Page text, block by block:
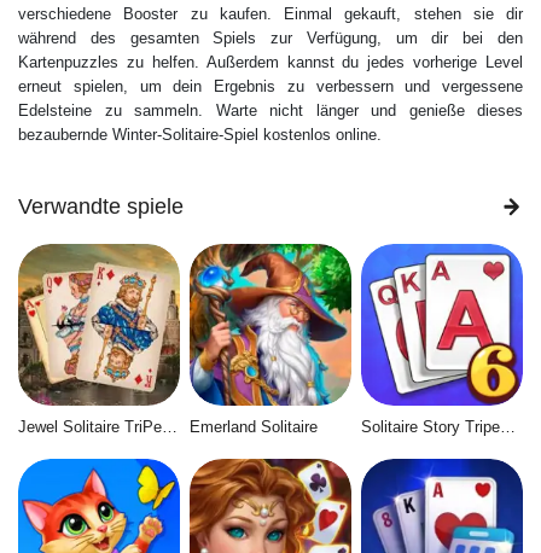
verschiedene Booster zu kaufen. Einmal gekauft, stehen sie dir
während des gesamten Spiels zur Verfügung, um dir bei den
Kartenpuzzles zu helfen. Außerdem kannst du jedes vorherige Level
erneut spielen, um dein Ergebnis zu verbessern und vergessene
Edelsteine zu sammeln. Warte nicht länger und genieße dieses
bezaubernde Winter-Solitaire-Spiel kostenlos online.
Verwandte spiele
Jewel Solitaire TriPeaks Emerland Solitaire Solitaire Story Tripeaks 6